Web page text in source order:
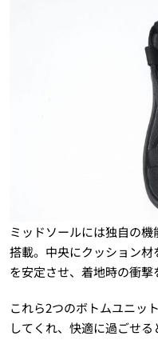
ミッドソールには独自の
搭載。中央にクッション
を安定させ、着地時の衝撃
これら2つのボトムユニッ
してくれ、快適に過ごせる